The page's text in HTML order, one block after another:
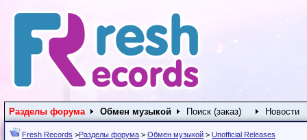
Разделы форума Обмен музыкой Поиск (заказ) Новости
Fresh Records >Разделы форума > Обмен музыкой > Unofficial Releases